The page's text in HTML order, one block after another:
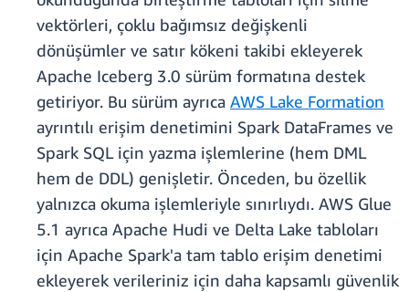
vektörleri, çoklu bağımsız değişkenli
dönüşümler ve satır kökeni takibi ekleyerek
Apache Iceberg 3.0 sürüm formatına destek
getiriyor. Bu sürüm ayrıca AWS Lake Formation
ayrıntılı erişim denetimini Spark DataFrames ve
Spark SQL için yazma işlemlerine (hem DML
hem de DDL) genişletir. Önceden, bu özellik
yalnızca okuma işlemleriyle sınırlıydı. AWS Glue
5.1 ayrıca Apache Hudi ve Delta Lake tabloları
için Apache Spark'a tam tablo erişim denetimi
ekleyerek verileriniz için daha kapsamlı güvenlik